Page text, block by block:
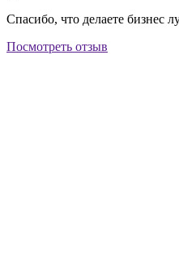
Спасибо, что делаете бизнес
Посмотреть отзыв